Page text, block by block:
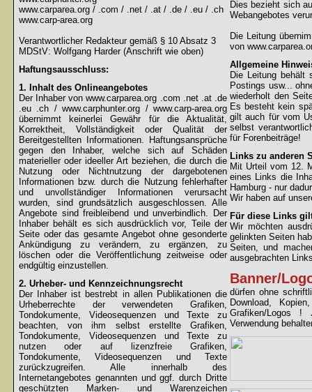
www.carparea.org / .com / .net / .at / .de / .eu / .ch
www.carp-area.org
Verantwortlicher Redakteur gemäß § 10 Absatz 3
MDStV: Wolfgang Harder (Anschrift wie oben)
Haftungsausschluss:
1. Inhalt des Onlineangebotes
Der Inhaber von www.carparea.org .com .net .at .de
.eu .ch / www.carphunter.org / www.carp-area.org
übernimmt keinerlei Gewähr für die Aktualität,
Korrektheit, Vollständigkeit oder Qualität der
Bereitgestellten Informationen. Haftungsansprüche
gegen den Inhaber, welche sich auf Schäden
materieller oder ideeller Art beziehen, die durch die
Nutzung oder Nichtnutzung der dargebotenen
Informationen bzw. durch die Nutzung fehlerhafter
und unvollständiger Informationen verursacht
wurden, sind grundsätzlich ausgeschlossen. Alle
Angebote sind freibleibend und unverbindlich. Der
Inhaber behält es sich ausdrücklich vor, Teile der
Seite oder das gesamte Angebot ohne gesonderte
Ankündigung zu verändern, zu ergänzen, zu
löschen oder die Veröffentlichung zeitweise oder
endgültig einzustellen.
2. Urheber- und Kennzeichnungsrecht
Der Inhaber ist bestrebt in allen Publikationen die
Urheberrechte der verwendeten Grafiken,
Tondokumente, Videosequenzen und Texte zu
beachten, von ihm selbst erstellte Grafiken,
Tondokumente, Videosequenzen und Texte zu
nutzen oder auf lizenzfreie Grafiken,
Tondokumente, Videosequenzen und Texte
zurückzugreifen. Alle innerhalb des
Internetangebotes genannten und ggf. durch Dritte
geschützten Marken- und Warenzeichen
Dies bezieht sich
Webangebotes
Die Leitung
von
Allgemeine
Die Leitung behält
Postings usw...
wiederholt den
Es besteht kein
gilt auch für vom
selbst
für Forenbeiträge!
Links zu anderen
Mit Urteil vom 12.
eines Links die
Hamburg - nur
Wir haben auf
Für diese Links
Wir möchten
gelinkten Seiten
Seiten, und
ausgebrachten
Banner/
dürfen ohne
Download,
Grafiken/Logos !
Verwendung